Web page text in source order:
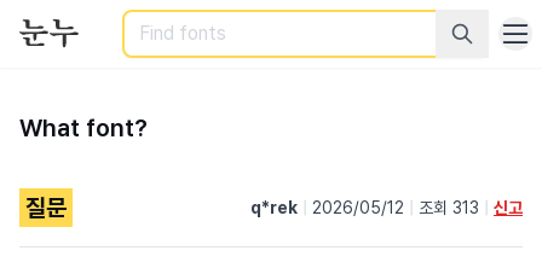
Search
What font?
질문 q*rek 2026/05/12 조회 313 신고